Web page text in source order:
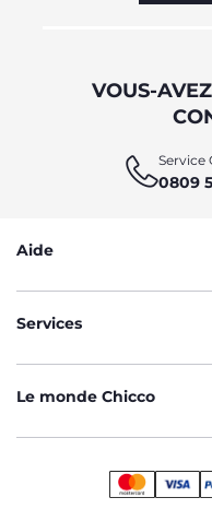
VOUS-
Service
0809
Aide
Services
Le monde Chicco